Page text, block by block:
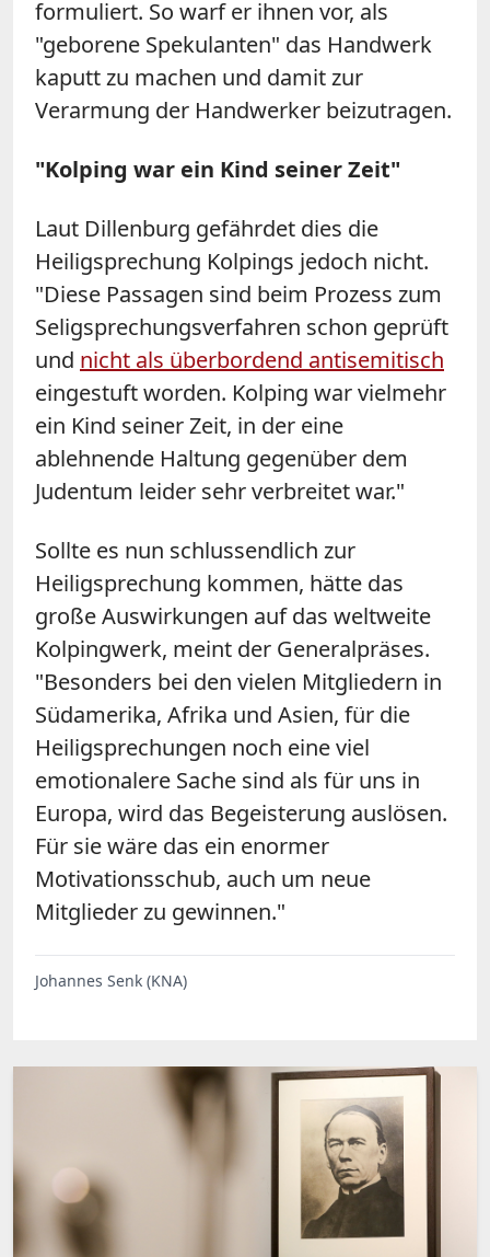
formuliert. So warf er ihnen vor, als
"geborene Spekulanten" das Handwerk
kaputt zu machen und damit zur
Verarmung der Handwerker beizutragen.
"Kolping war ein Kind seiner Zeit"
Laut Dillenburg gefährdet dies die
Heiligsprechung Kolpings jedoch nicht.
"Diese Passagen sind beim Prozess zum
Seligsprechungsverfahren schon geprüft
und nicht als überbordend antisemitisch
eingestuft worden. Kolping war vielmehr
ein Kind seiner Zeit, in der eine
ablehnende Haltung gegenüber dem
Judentum leider sehr verbreitet war."
Sollte es nun schlussendlich zur
Heiligsprechung kommen, hätte das
große Auswirkungen auf das weltweite
Kolpingwerk, meint der Generalpräses.
"Besonders bei den vielen Mitgliedern in
Südamerika, Afrika und Asien, für die
Heiligsprechungen noch eine viel
emotionalere Sache sind als für uns in
Europa, wird das Begeisterung auslösen.
Für sie wäre das ein enormer
Motivationsschub, auch um neue
Mitglieder zu gewinnen."
Johannes Senk (KNA)